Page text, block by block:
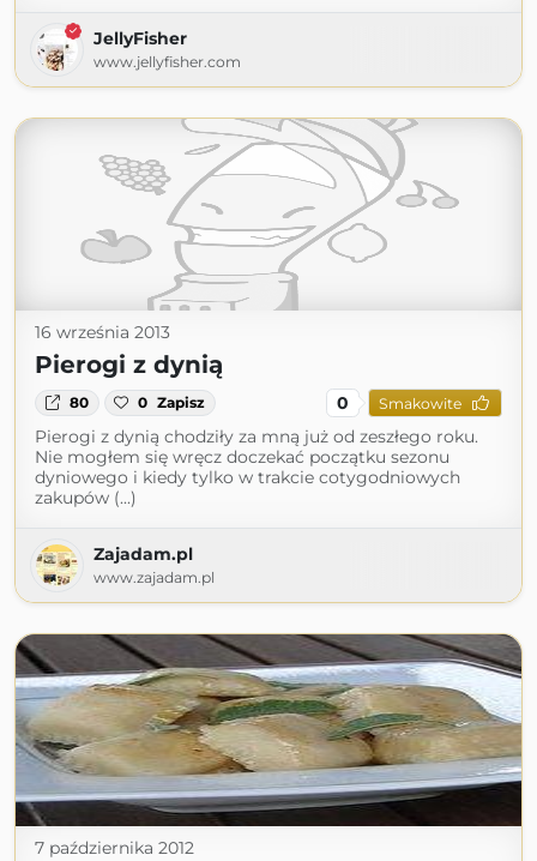
JellyFisher
www.jellyfisher.com
16 września 2013
Pierogi z dynią
80 0 Zapisz 0 Smakowite
Pierogi z dynią chodziły za mną już od zeszłego roku.
Nie mogłem się wręcz doczekać początku sezonu
dyniowego i kiedy tylko w trakcie cotygodniowych
zakupów (...)
Zajadam.pl
www.zajadam.pl
7 października 2012